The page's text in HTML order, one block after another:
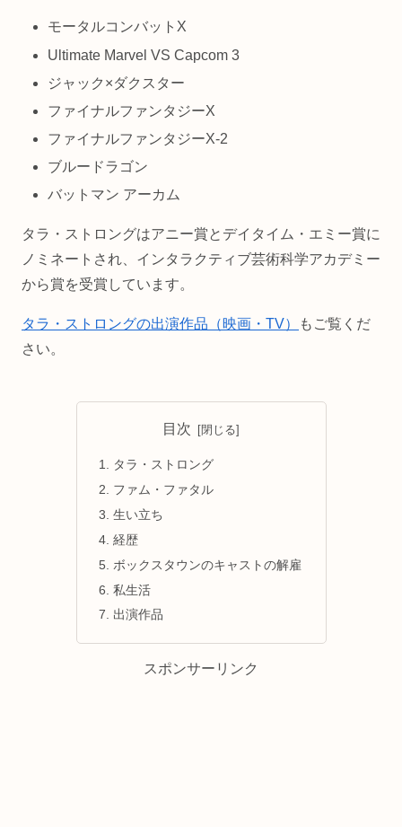
モータルコンバットX
Ultimate Marvel VS Capcom 3
ジャック×ダクスター
ファイナルファンタジーX
ファイナルファンタジーX-2
ブルードラゴン
バットマン アーカム
タラ・ストロングはアニー賞とデイタイム・エミー賞に
ノミネートされ、インタラクティブ芸術科学アカデミー
から賞を受賞しています。
タラ・ストロングの出演作品（映画・TV）
もご覧くだ
さい。
目次
タラ・ストロング
ファム・ファタル
生い立ち
経歴
ボックスタウンのキャストの解雇
私生活
出演作品
スポンサーリンク